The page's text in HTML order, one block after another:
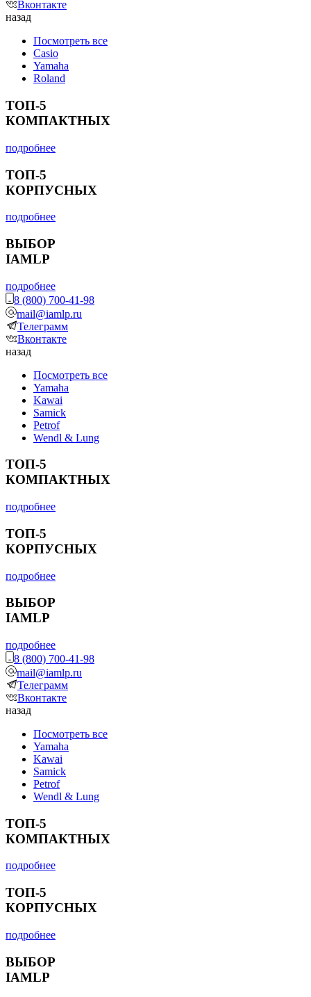
Вконтакте
назад
Посмотреть все
Casio
Yamaha
Roland
ТОП-5
КОМПАКТНЫХ
подробнее
ТОП-5
КОРПУСНЫХ
подробнее
ВЫБОР
IAMLP
подробнее
8 (800) 700-41-98
mail@iamlp.ru
Телеграмм
Вконтакте
назад
Посмотреть все
Yamaha
Kawai
Samick
Petrof
Wendl & Lung
ТОП-5
КОМПАКТНЫХ
подробнее
ТОП-5
КОРПУСНЫХ
подробнее
ВЫБОР
IAMLP
подробнее
8 (800) 700-41-98
mail@iamlp.ru
Телеграмм
Вконтакте
назад
Посмотреть все
Yamaha
Kawai
Samick
Petrof
Wendl & Lung
ТОП-5
КОМПАКТНЫХ
подробнее
ТОП-5
КОРПУСНЫХ
подробнее
ВЫБОР
IAMLP